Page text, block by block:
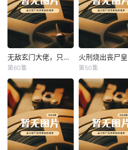
无敌玄门大佬，只听姐姐的话 无敌玄门大佬，只听姐姐的话
第60集
火刑烧出丧尸皇
火刑烧出丧尸皇
第50集